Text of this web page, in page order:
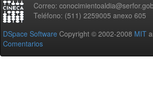
Correo:
Teléfono: (511) 2259005 anexo 605
DSpace Software Copyright © 2002-2008 MIT
Comentarios